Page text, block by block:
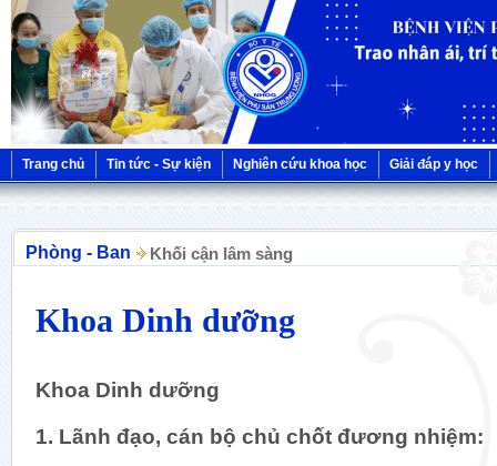
Trang chủ Tin tức - Sự kiện Nghiên cứu khoa học Giải đáp y học
Phòng - Ban Khối cận lâm sàng
Khoa Dinh dưỡng
Khoa Dinh dưỡng
1. Lãnh đạo, cán bộ chủ chốt đương nhiệm: